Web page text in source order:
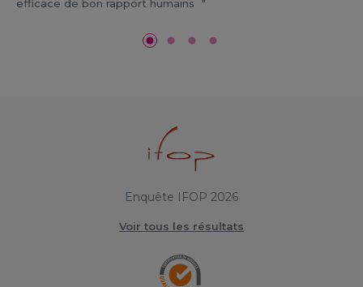
efficace de bon rapport humains
Enquête IFOP 2026
Voir tous les résultats